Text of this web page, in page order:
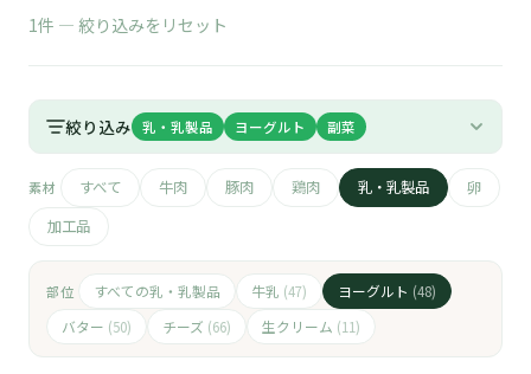
🐷
🧀
🥚
1件 — 絞り込みをリセット
絞り込み 乳・乳製品 ヨーグルト 副菜
素材 すべて 牛肉 豚肉 鶏肉 乳・乳製品
卵
加工品
部位 すべての乳・乳製品 牛乳 (47) ヨーグルト (48)
バター (50) チーズ (66) 生クリーム (11)